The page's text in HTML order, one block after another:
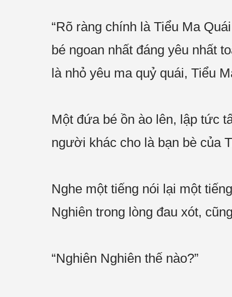
“Rõ ràng chính là Tiểu Ma
bé ngoan nhất đáng yêu nhất
là nhỏ yêu ma quỷ quái, Tiểu
Một đứa bé ồn ào lên, lập tức
người khác cho là bạn bè của
Nghe một tiếng nói lại một
Nghiên trong lòng đau xót,
“Nghiên Nghiên thế nào?”